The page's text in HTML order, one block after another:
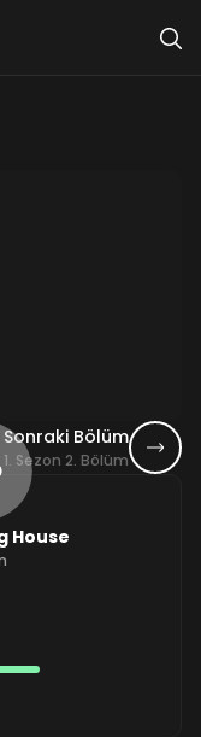
Sonraki Bölüm
1. Sezon 2. Bölüm
House